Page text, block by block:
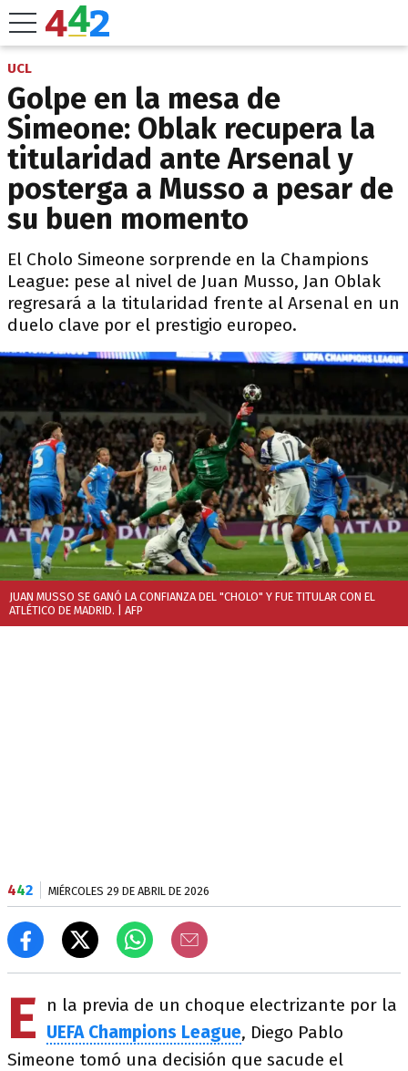
UCL
Golpe en la mesa de
Simeone: Oblak recupera la
titularidad ante Arsenal y
posterga a Musso a pesar de
su buen momento
El Cholo Simeone sorprende en la Champions
League: pese al nivel de Juan Musso, Jan Oblak
regresará a la titularidad frente al Arsenal en un
duelo clave por el prestigio europeo.
JUAN MUSSO SE GANÓ LA CONFIANZA DEL "CHOLO" Y FUE TITULAR CON EL
ATLÉTICO DE MADRID. | AFP
442 MIÉRCOLES 29 DE ABRIL DE 2026
E
n la previa de un choque electrizante por la
UEFA Champions League, Diego Pablo
Simeone tomó una decisión que sacude el